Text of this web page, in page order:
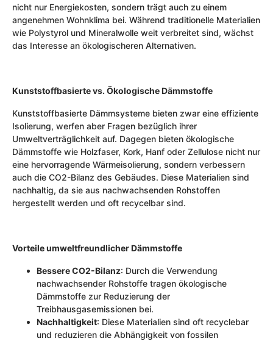
nicht nur Energiekosten, sondern trägt auch zu einem
angenehmen Wohnklima bei. Während traditionelle Materialien
wie Polystyrol und Mineralwolle weit verbreitet sind, wächst
das Interesse an ökologischeren Alternativen.
Kunststoffbasierte vs. Ökologische Dämmstoffe
Kunststoffbasierte Dämmsysteme bieten zwar eine effiziente
Isolierung, werfen aber Fragen bezüglich ihrer
Umweltverträglichkeit auf. Dagegen bieten ökologische
Dämmstoffe wie Holzfaser, Kork, Hanf oder Zellulose nicht nur
eine hervorragende Wärmeisolierung, sondern verbessern
auch die CO2-Bilanz des Gebäudes. Diese Materialien sind
nachhaltig, da sie aus nachwachsenden Rohstoffen
hergestellt werden und oft recycelbar sind.
Vorteile umweltfreundlicher Dämmstoffe
Bessere CO2-Bilanz: Durch die Verwendung
nachwachsender Rohstoffe tragen ökologische
Dämmstoffe zur Reduzierung der
Treibhausgasemissionen bei.
Nachhaltigkeit: Diese Materialien sind oft recyclebar
und reduzieren die Abhängigkeit von fossilen